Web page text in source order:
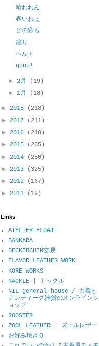
晴れれん
春いねぇ
どの窓も
籠り
ベルト
good!
►2月
(19)
►1月 (18)
► 2018
(218)
► 2017
(211)
► 2016
(240)
► 2015
(265)
► 2014
(250)
► 2013
(325)
► 2012
(167)
► 2011 (19)
Links
ATELIER FLOAT
BANKARA
DECKERCHIN交易
FLAVOR LEATHER WORK
KORE WORKS
NACKLE | ナックル
NIL general house / 古着と
アンティーク雑貨のオンラインシ
ョップ
ROOSTER
ZOOL LEATHER | ズールレザー
お好み焼きＱ